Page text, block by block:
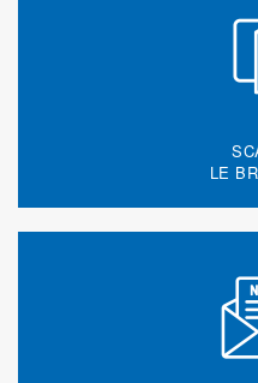
LE